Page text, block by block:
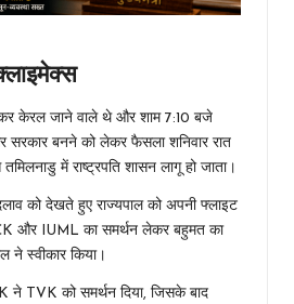
केरल जाने वाले थे और शाम 7:10 बजे
सरकार बनने को लेकर फैसला शनिवार रात
तमिलनाडु में राष्ट्रपति शासन लागू हो जाता।
को देखते हुए राज्यपाल को अपनी फ्लाइट
और IUML का समर्थन लेकर बहुमत का
ने स्वीकार किया।
TVK को समर्थन दिया, जिसके बाद